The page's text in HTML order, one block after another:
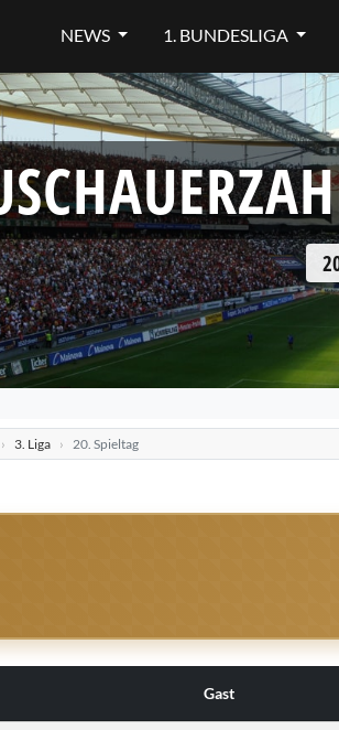
NEWS 1. BUNDESLIGA
3. Liga 20. Spieltag
Gast